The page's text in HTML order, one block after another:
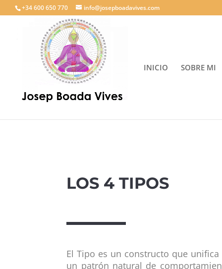
+34 600 650 770 info@josepboadavives.com
INICIO SOBRE MI
LOS 4 TIPOS
El Tipo es un constructo que
un patrón natural de